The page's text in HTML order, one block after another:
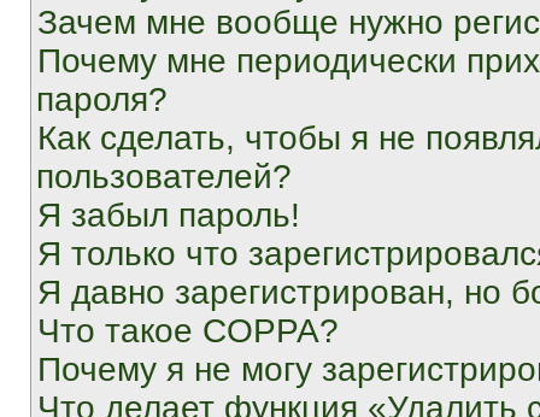
Зачем мне вообще нужно
Почему мне периодически
пароля?
Как сделать, чтобы я не
пользователей?
Я забыл пароль!
Я только что
Я давно зарегистрирован, но
Что такое COPPA?
Почему я не могу
Что делает функция «Удалить